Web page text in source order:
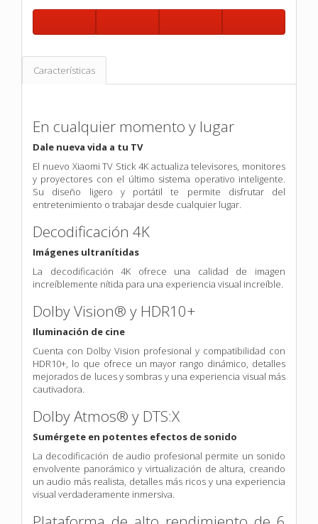
Características
En cualquier momento y lugar
Dale nueva vida a tu TV
El nuevo Xiaomi TV Stick 4K actualiza televisores, monitores
y proyectores con el último sistema operativo inteligente.
Su diseño ligero y portátil te permite disfrutar del
entretenimiento o trabajar desde cualquier lugar.
Decodificación 4K
Imágenes ultranítidas
La decodificación 4K ofrece una calidad de imagen
increíblemente nítida para una experiencia visual increíble.
Dolby Vision® y HDR10+
Iluminación de cine
Cuenta con Dolby Vision profesional y compatibilidad con
HDR10+, lo que ofrece un mayor rango dinámico, detalles
mejorados de luces y sombras y una experiencia visual más
cautivadora.
Dolby Atmos® y DTS:X
Sumérgete en potentes efectos de sonido
La decodificación de audio profesional permite un sonido
envolvente panorámico y virtualización de altura, creando
un audio más realista, detalles más ricos y una experiencia
visual verdaderamente inmersiva.